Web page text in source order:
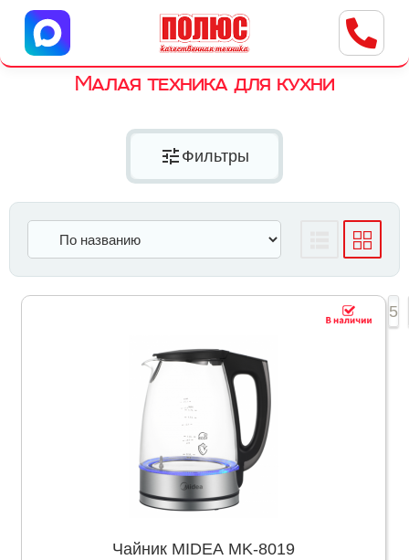
Центр бытовой техники
г. Ульяновск, ул. Пушкарева, 8a
Малая техника для кухни
tune Фильтры
Чайник MIDEA MK-8019
3 5